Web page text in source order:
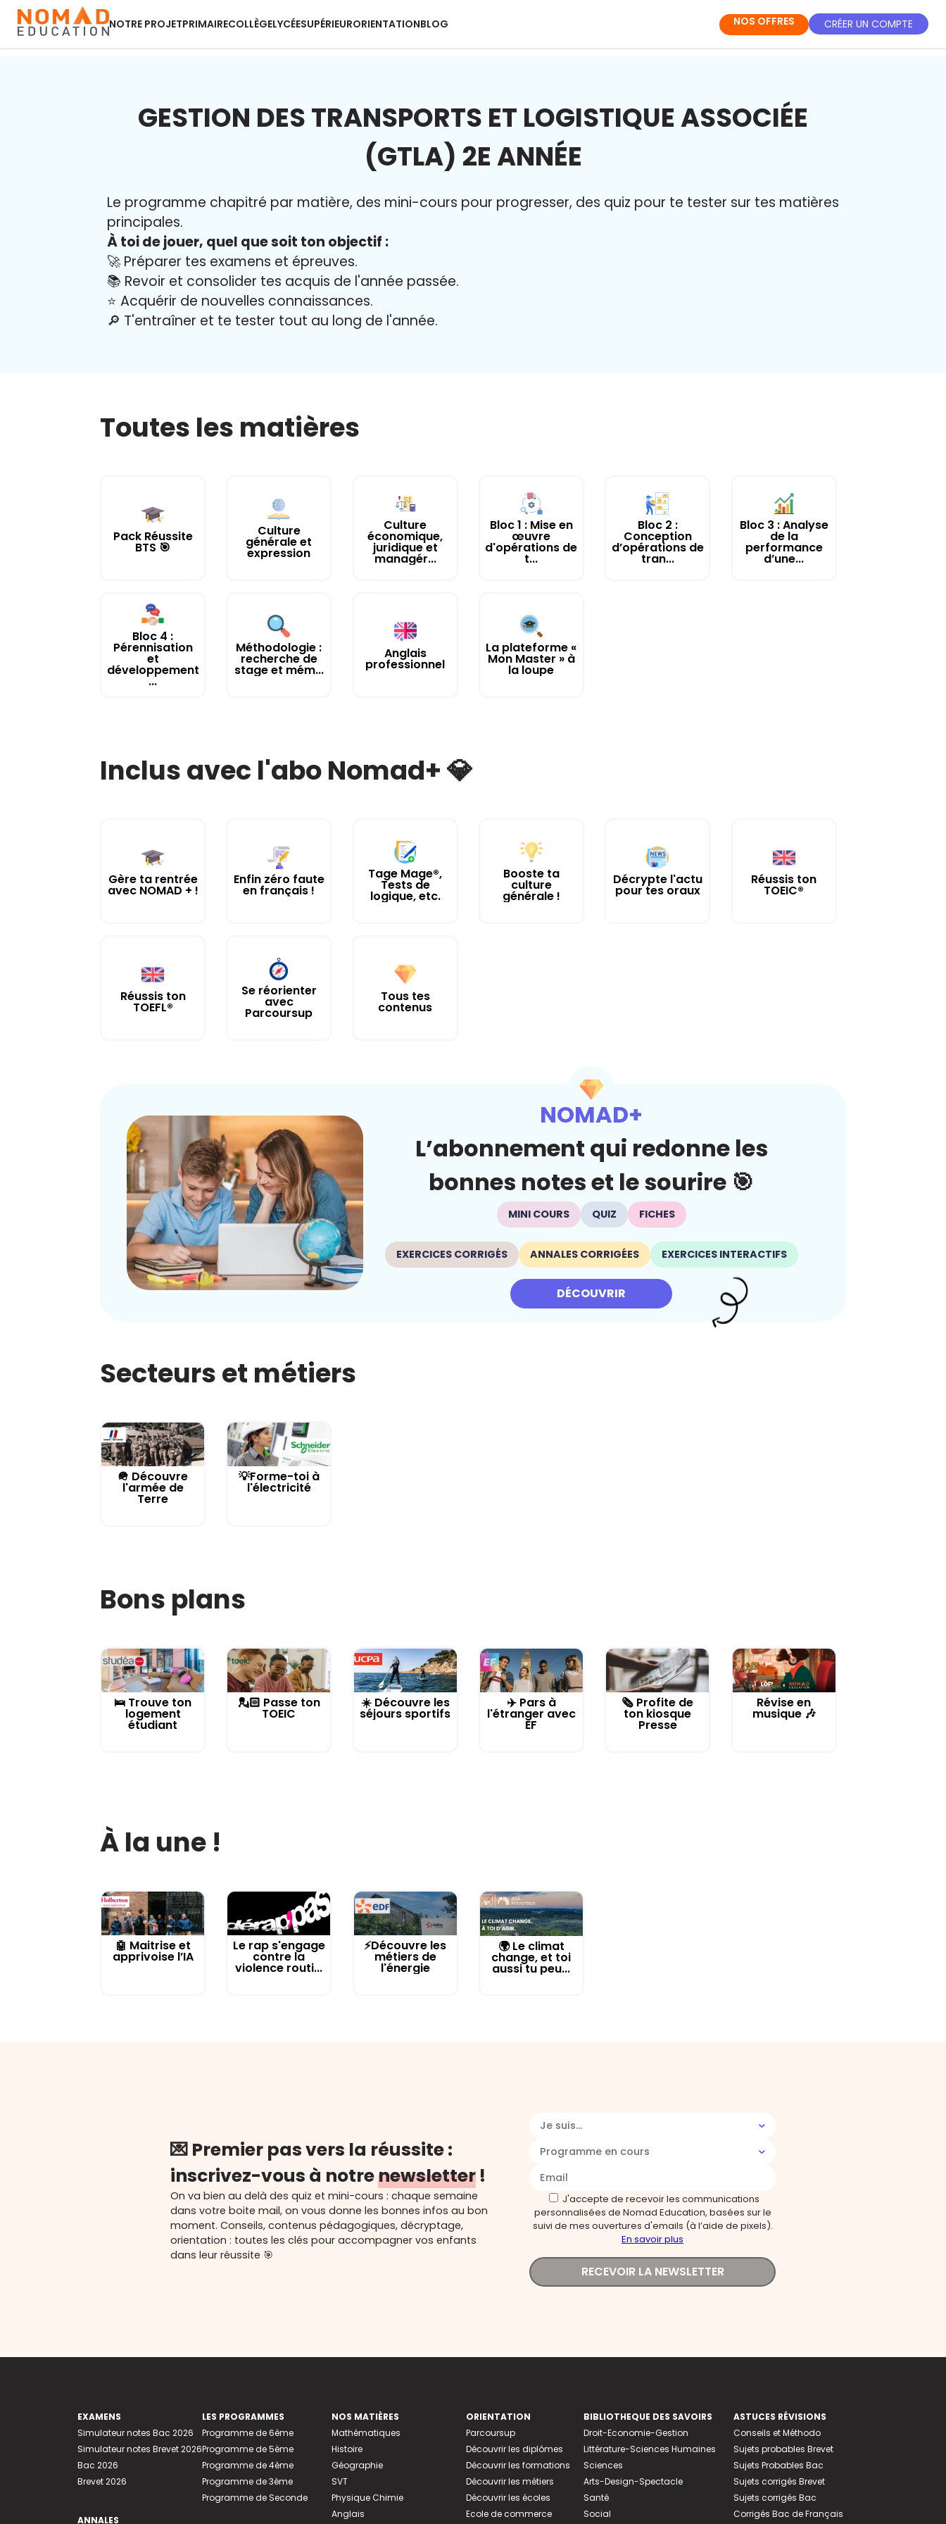
NOTRE PROJETPRIMAIRECOLLÈGELYCÉESUPÉRIEURORIENTATIONBLOG NOS OFFRES CRÉER UN COMPTE
GESTION DES TRANSPORTS ET LOGISTIQUE ASSOCIÉE
(GTLA) 2E ANNÉE
Le programme chapitré par matière, des mini-cours pour progresser, des quiz pour te tester sur tes matières
principales.
À toi de jouer, quel que soit ton objectif :
🚀 Préparer tes examens et épreuves.
📚 Revoir et consolider tes acquis de l'année passée.
⭐️ Acquérir de nouvelles connaissances.
🔎 T'entraîner et te tester tout au long de l'année.
Toutes les matières
Pack Réussite
BTS 🎯
Culture
générale et
expression
Culture
économique,
juridique et
managér...
Bloc 1 : Mise en
œuvre
d'opérations de
t...
Bloc 2 :
Conception
d’opérations de
tran...
Bloc 3 : Analyse
de la
performance
d’une...
Bloc 4 :
Pérennisation
et
développement
...
Méthodologie :
recherche de
stage et mém...
Anglais
professionnel
La plateforme «
Mon Master » à
la loupe
Inclus avec l'abo Nomad+ 💎
Gère ta rentrée
avec NOMAD + !
Enfin zéro faute
en français !
Tage Mage®,
Tests de
logique, etc.
Booste ta
culture
générale !
Décrypte l'actu
pour tes oraux
Réussis ton
TOEIC®
Réussis ton
TOEFL®
Se réorienter
avec
Parcoursup
Tous tes
contenus
NOMAD+
L’abonnement qui redonne les
bonnes notes et le sourire 🎯
MINI COURS QUIZ FICHES
EXERCICES CORRIGÉS ANNALES CORRIGÉES EXERCICES INTERACTIFS
DÉCOUVRIR
Secteurs et métiers
🪖 Découvre
l'armée de
Terre
💡Forme-toi à
l'électricité
Bons plans
🛌 Trouve ton
logement
étudiant
💂🏻 Passe ton
TOEIC
☀️ Découvre les
séjours sportifs
✈️ Pars à
l'étranger avec
EF
🗞️ Profite de
ton kiosque
Presse
Révise en
musique 🎶
À la une !
🤖 Maitrise et
apprivoise l’IA
Le rap s'engage
contre la
violence routi...
⚡Découvre les
métiers de
l'énergie
🌍 Le climat
change, et toi
aussi tu peu...
💌 Premier pas vers la réussite :
inscrivez-vous à notrenewsletter !
On va bien au delà des quiz et mini-cours : chaque semaine
dans votre boite mail, on vous donne les bonnes infos au bon
moment. Conseils, contenus pédagogiques, décryptage,
orientation : toutes les clés pour accompagner vos enfants
dans leur réussite 🎯
Je suis...
Programme en cours
J'accepte de recevoir les communications
personnalisées de Nomad Education, basées sur le
suivi de mes ouvertures d'emails (à l’aide de pixels).
En savoir plus
RECEVOIR LA NEWSLETTER
EXAMENS
Simulateur notes Bac 2026
Simulateur notes Brevet 2026
Bac 2026
Brevet 2026
ANNALES
LES PROGRAMMES
Programme de 6ème
Programme de 5ème
Programme de 4ème
Programme de 3ème
Programme de Seconde
NOS MATIÈRES
Mathématiques
Histoire
Géographie
SVT
Physique Chimie
Anglais
ORIENTATION
Parcoursup
Découvrir les diplômes
Découvrir les formations
Découvrir les métiers
Découvrir les écoles
Ecole de commerce
BIBLIOTHEQUE DES SAVOIRS
Droit-Economie-Gestion
Littérature-Sciences Humaines
Sciences
Arts-Design-Spectacle
Santé
Social
ASTUCES RÉVISIONS
Conseils et Méthodo
Sujets probables Brevet
Sujets Probables Bac
Sujets corrigés Brevet
Sujets corrigés Bac
Corrigés Bac de Français